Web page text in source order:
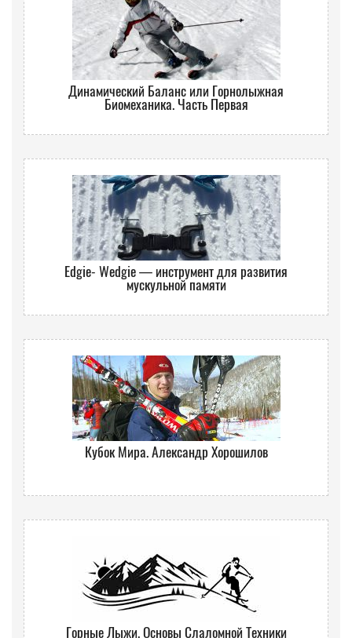
Динамический Баланс или Горнолыжная
Биомеханика. Часть Первая
Еdgie- Wedgie — инструмент для развития
мускульной памяти
Кубок Мира. Александр Хорошилов
Горные Лыжи. Основы Слаломной Техники